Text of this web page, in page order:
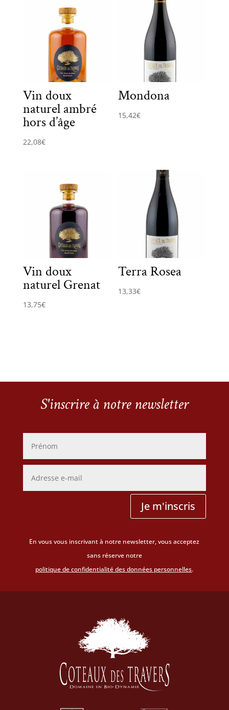
Vin doux
naturel ambré
hors d’âge
22,08€
Mondona
15,42€
Vin doux
naturel Grenat
13,75€
Terra Rosea
13,33€
S'inscrire à notre newsletter
Je m'inscris
En vous vous inscrivant à notre newsletter, vous acceptez
sans réserve notre
politique de confidentialité des données personnelles.